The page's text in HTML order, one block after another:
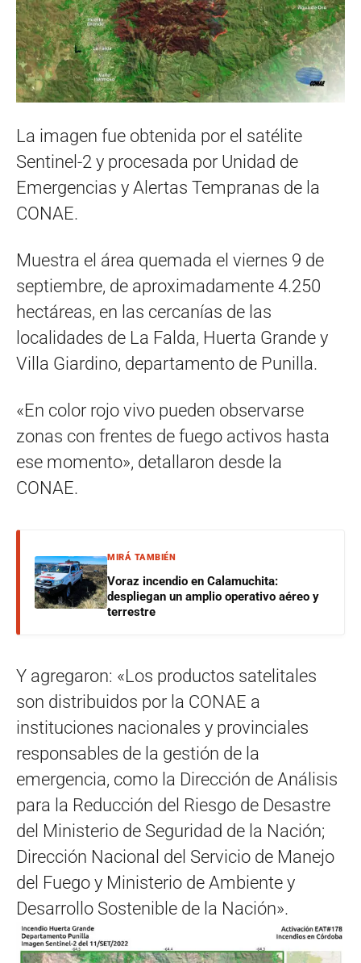
La imagen fue obtenida por el satélite
Sentinel-2 y procesada por Unidad de
Emergencias y Alertas Tempranas de la
CONAE.
Muestra el área quemada el viernes 9 de
septiembre, de aproximadamente 4.250
hectáreas, en las cercanías de las
localidades de La Falda, Huerta Grande y
Villa Giardino, departamento de Punilla.
«En color rojo vivo pueden observarse
zonas con frentes de fuego activos hasta
ese momento», detallaron desde la
CONAE.
MIRÁ TAMBIÉN
Voraz incendio en Calamuchita:
despliegan un amplio operativo aéreo y
terrestre
Y agregaron: «Los productos satelitales
son distribuidos por la CONAE a
instituciones nacionales y provinciales
responsables de la gestión de la
emergencia, como la Dirección de Análisis
para la Reducción del Riesgo de Desastre
del Ministerio de Seguridad de la Nación;
Dirección Nacional del Servicio de Manejo
del Fuego y Ministerio de Ambiente y
Desarrollo Sostenible de la Nación».